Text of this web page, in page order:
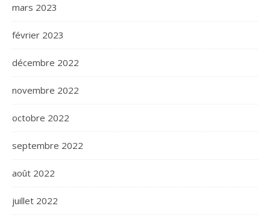
mars 2023
février 2023
décembre 2022
novembre 2022
octobre 2022
septembre 2022
août 2022
juillet 2022